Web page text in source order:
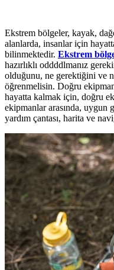
Ekstrem bölgeler, kayak,
alanlarda, insanlar için
bilinmektedir. Ekstrem
hazırlıklı oddddlmanız
olduğunu, ne gerektiğini ve
öğrenmelisin. Doğru
hayatta kalmak için, doğru
ekipmanlar arasında, uygun
yardım çantası, harita ve